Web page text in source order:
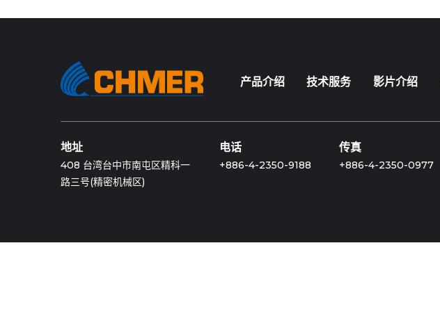
产品介绍 技术服务 影片介绍
地址
408 台湾台中市南屯区精科一
路三号(精密机械区)
电话
+886-4-2350-9188
传真
+886-4-2350-0977